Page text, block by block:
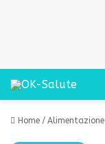
Home / Alimentazione